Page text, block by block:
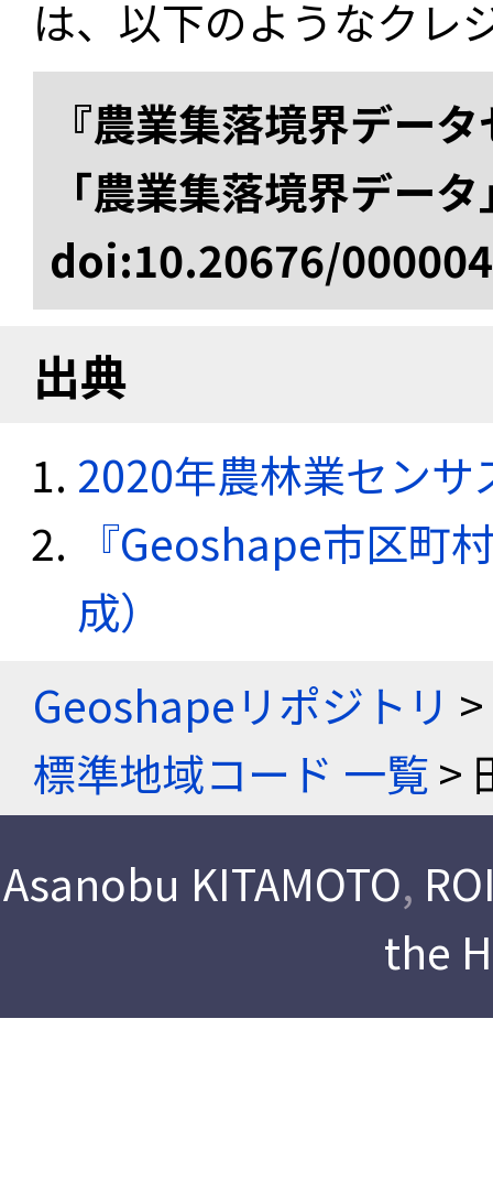
は、以下のようなクレ
『農業集落境界デー
「農業集落境界デー
doi:10.20676/
出典
2020年農林業セン
『Geoshape市区町
成）
Geoshapeリポジトリ >
標準地域コード 一覧>
Asanobu KITAMOTO,
the